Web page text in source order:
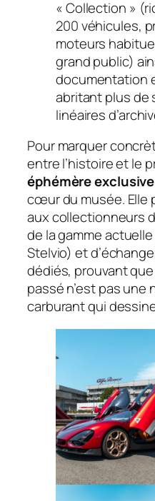
« Collection »
200 véhicules,
moteurs
grand public)
documentation
abritant plus de
linéaires
Pour marquer
entre l’histoire et le
éphémère exclusive
cœur du musée. Elle
aux collectionneurs
de la gamme
Stelvio) et
dédiés, prouvant
passé n’est pas une
carburant qui dessine